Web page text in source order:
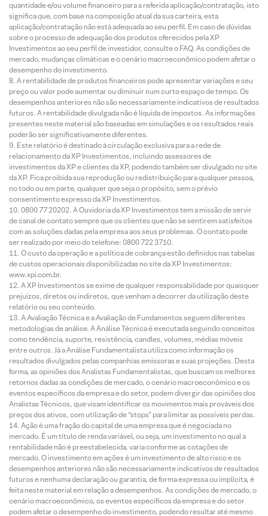
quantidade e/ou volume financeiro para a referida aplicação/contratação, isto
significa que, com base na composição atual da sua carteira, esta
aplicação/contratação não está adequada ao seu perfil. Em caso de dúvidas
sobre o processo de adequação dos produtos oferecidos pela XP
Investimentos ao seu perfil de investidor, consulte o FAQ. As condições de
mercado, mudanças climáticas e o cenário macroeconômico podem afetar o
desempenho do investimento.
A rentabilidade de produtos financeiros pode apresentar variações e seu
preço ou valor pode aumentar ou diminuir num curto espaço de tempo. Os
desempenhos anteriores não são necessariamente indicativos de resultados
futuros. A rentabilidade divulgada não é líquida de impostos. As informações
presentes neste material são baseadas em simulações e os resultados reais
poderão ser significativamente diferentes.
Este relatório é destinado à circulação exclusiva para a rede de
relacionamento da XP Investimentos, incluindo assessores de
investimentos da XP e clientes da XP, podendo também ser divulgado no site
da XP. Fica proibida sua reprodução ou redistribuição para qualquer pessoa,
no todo ou em parte, qualquer que seja o propósito, sem o prévio
consentimento expresso da XP Investimentos.
0800 77 20202. A Ouvidoria da XP Investimentos tem a missão de servir
de canal de contato sempre que os clientes que não se sentirem satisfeitos
com as soluções dadas pela empresa aos seus problemas. O contato pode
ser realizado por meio do telefone: 0800 722 3710.
O custo da operação e a política de cobrança estão definidos nas tabelas
de custos operacionais disponibilizadas no site da XP Investimentos:
www.xpi.com.br.
A XP Investimentos se exime de qualquer responsabilidade por quaisquer
prejuízos, diretos ou indiretos, que venham a decorrer da utilização deste
relatório ou seu conteúdo.
A Avaliação Técnica e a Avaliação de Fundamentos seguem diferentes
metodologias de análise. A Análise Técnica é executada seguindo conceitos
como tendência, suporte, resistência, candles, volumes, médias móveis
entre outros. Já a Análise Fundamentalista utiliza como informação os
resultados divulgados pelas companhias emissoras e suas projeções. Desta
forma, as opiniões dos Analistas Fundamentalistas, que buscam os melhores
retornos dadas as condições de mercado, o cenário macroeconômico e os
eventos específicos da empresa e do setor, podem divergir das opiniões dos
Analistas Técnicos, que visam identificar os movimentos mais prováveis dos
preços dos ativos, com utilização de “stops” para limitar as possíveis perdas.
Ação é uma fração do capital de uma empresa que é negociada no
mercado. É um título de renda variável, ou seja, um investimento no qual a
rentabilidade não é preestabelecida, varia conforme as cotações de
mercado. O investimento em ações é um investimento de alto risco e os
desempenhos anteriores não são necessariamente indicativos de resultados
futuros e nenhuma declaração ou garantia, de forma expressa ou implícita, é
feita neste material em relação a desempenhos. As condições de mercado, o
cenário macroeconômico, os eventos específicos da empresa e do setor
podem afetar o desempenho do investimento, podendo resultar até mesmo